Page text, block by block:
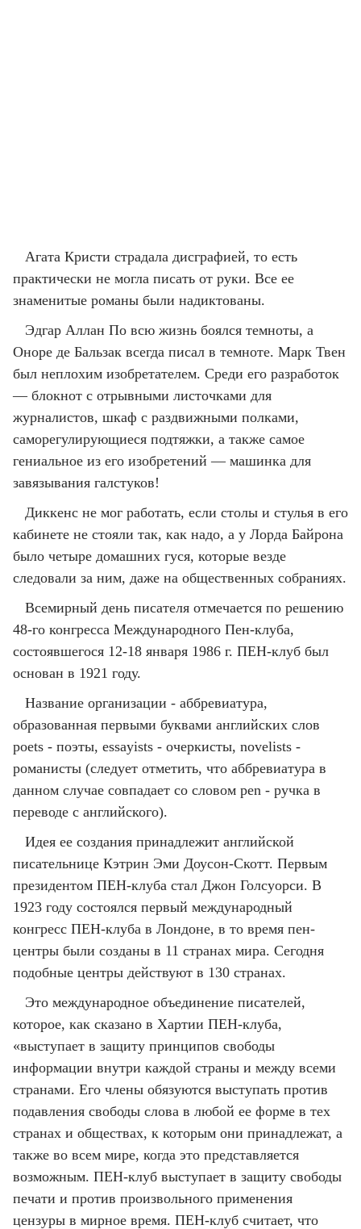
Агата Кристи страдала дисграфией, то есть
практически не могла писать от руки. Все ее
знаменитые романы были надиктованы.
Эдгар Аллан По всю жизнь боялся темноты, а
Оноре де Бальзак всегда писал в темноте. Марк Твен
был неплохим изобретателем. Среди его разработок
— блокнот с отрывными листочками для
журналистов, шкаф с раздвижными полками,
саморегулирующиеся подтяжки, а также самое
гениальное из его изобретений — машинка для
завязывания галстуков!
Диккенс не мог работать, если столы и стулья в его
кабинете не стояли так, как надо, а у Лорда Байрона
было четыре домашних гуся, которые везде
следовали за ним, даже на общественных собраниях.
Всемирный день писателя отмечается по решению
48-го конгресса Международного Пен-клуба,
состоявшегося 12-18 января 1986 г. ПЕН-клуб был
основан в 1921 году.
Название организации - аббревиатура,
образованная первыми буквами английских слов
poets - поэты, essayists - очеркисты, novelists -
романисты (следует отметить, что аббревиатура в
данном случае совпадает со словом pen - ручка в
переводе с английского).
Идея ее создания принадлежит английской
писательнице Кэтрин Эми Доусон-Скотт. Первым
президентом ПЕН-клуба стал Джон Голсуорси. В
1923 году состоялся первый международный
конгресс ПЕН-клуба в Лондоне, в то время пен-
центры были созданы в 11 странах мира. Сегодня
подобные центры действуют в 130 странах.
Это международное объединение писателей,
которое, как сказано в Хартии ПЕН-клуба,
«выступает в защиту принципов свободы
информации внутри каждой страны и между всеми
странами. Eго члены обязуются выступать против
подавления свободы слова в любой ее форме в тех
странах и обществах, к которым они принадлежат, а
также во всем мире, когда это представляется
возможным. ПЕН-клуб выступает в защиту свободы
печати и против произвольного применения
цензуры в мирное время. ПЕН-клуб считает, что